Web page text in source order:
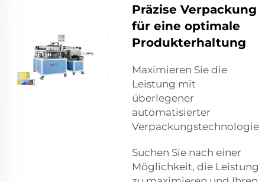
Präzise Verpackung
für eine optimale
Produkterhaltung
Maximieren Sie die
Leistung mit
überlegener
automatisierter
Verpackungstechnologie
Suchen Sie nach einer
Möglichkeit, die Leistung